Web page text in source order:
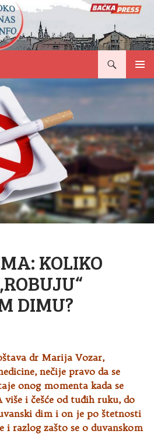
KOLIKO
DIMU?
dr Marija Vozar,
nečije pravo da se
onog momenta kada se
više i češće od tuđih ruku, do
dim i on je po štetnosti
i razlog zašto se o duvanskom